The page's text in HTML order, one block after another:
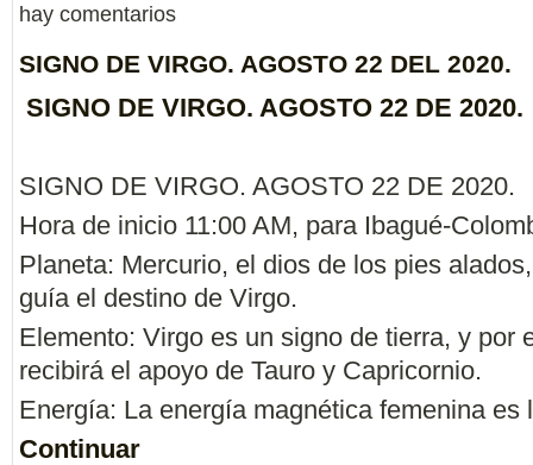
hay comentarios
SIGNO DE VIRGO. AGOSTO 22 DEL 2020.
SIGNO DE VIRGO. AGOSTO 22 DE 2020.
SIGNO DE VIRGO. AGOSTO 22 DE 2020.
Hora de inicio 11:00 AM, para Ibagué-
Planeta: Mercurio, el dios de los pies
guía el destino de Virgo.
Elemento: Virgo es un signo de tierra, y por
recibirá el apoyo de Tauro y Capricornio.
Energía: La energía magnética femenina
Continuar